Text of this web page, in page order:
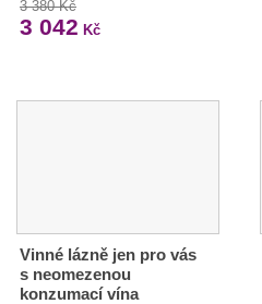
3 380 Kč
3 042 Kč
Vinné lázně jen pro vás
s neomezenou
konzumací vína